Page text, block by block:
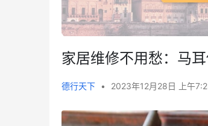
家居维修不用愁：马
德行天下 • 2023年12月28日 上午